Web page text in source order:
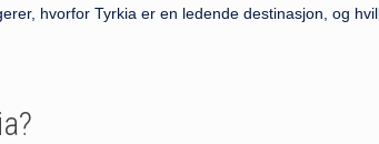
hvorfor Tyrkia er en ledende destinasjon, og